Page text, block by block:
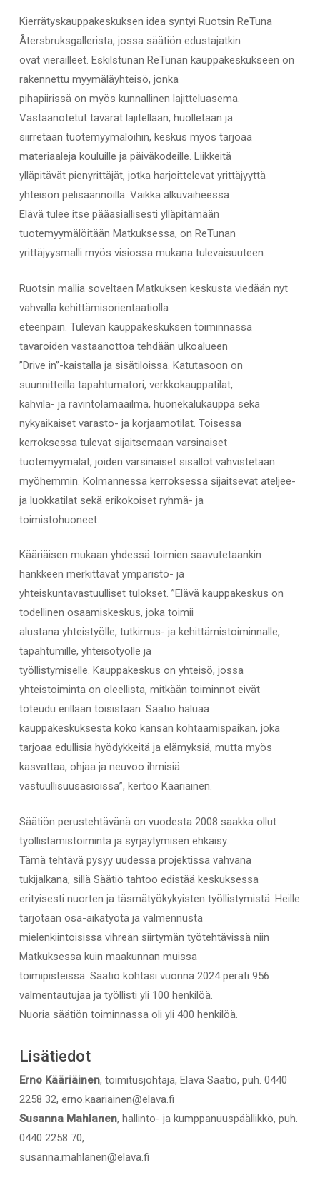
Kierrätyskauppakeskuksen idea syntyi Ruotsin ReTuna
Återsbruksgallerista, jossa säätiön edustajatkin
ovat vierailleet. Eskilstunan ReTunan kauppakeskukseen on
rakennettu myymäläyhteisö, jonka
pihapiirissä on myös kunnallinen lajitteluasema.
Vastaanotetut tavarat lajitellaan, huolletaan ja
siirretään tuotemyymälöihin, keskus myös tarjoaa
materiaaleja kouluille ja päiväkodeille. Liikkeitä
ylläpitävät pienyrittäjät, jotka harjoittelevat yrittäjyyttä
yhteisön pelisäännöillä. Vaikka alkuvaiheessa
Elävä tulee itse pääasiallisesti ylläpitämään
tuotemyymälöitään Matkuksessa, on ReTunan
yrittäjyysmalli myös visiossa mukana tulevaisuuteen.
Ruotsin mallia soveltaen Matkuksen keskusta viedään nyt
vahvalla kehittämisorientaatiolla
eteenpäin. Tulevan kauppakeskuksen toiminnassa
tavaroiden vastaanottoa tehdään ulkoalueen
”Drive in”-kaistalla ja sisätiloissa. Katutasoon on
suunnitteilla tapahtumatori, verkkokauppatilat,
kahvila- ja ravintolamaailma, huonekalukauppa sekä
nykyaikaiset varasto- ja korjaamotilat. Toisessa
kerroksessa tulevat sijaitsemaan varsinaiset
tuotemyymälät, joiden varsinaiset sisällöt vahvistetaan
myöhemmin. Kolmannessa kerroksessa sijaitsevat ateljee-
ja luokkatilat sekä erikokoiset ryhmä- ja
toimistohuoneet.
Kääriäisen mukaan yhdessä toimien saavutetaankin
hankkeen merkittävät ympäristö- ja
yhteiskuntavastuulliset tulokset. ”Elävä kauppakeskus on
todellinen osaamiskeskus, joka toimii
alustana yhteistyölle, tutkimus- ja kehittämistoiminnalle,
tapahtumille, yhteisötyölle ja
työllistymiselle. Kauppakeskus on yhteisö, jossa
yhteistoiminta on oleellista, mitkään toiminnot eivät
toteudu erillään toisistaan. Säätiö haluaa
kauppakeskuksesta koko kansan kohtaamispaikan, joka
tarjoaa edullisia hyödykkeitä ja elämyksiä, mutta myös
kasvattaa, ohjaa ja neuvoo ihmisiä
vastuullisuusasioissa”, kertoo Kääriäinen.
Säätiön perustehtävänä on vuodesta 2008 saakka ollut
työllistämistoiminta ja syrjäytymisen ehkäisy.
Tämä tehtävä pysyy uudessa projektissa vahvana
tukijalkana, sillä Säätiö tahtoo edistää keskuksessa
erityisesti nuorten ja täsmätyökykyisten työllistymistä. Heille
tarjotaan osa-aikatyötä ja valmennusta
mielenkiintoisissa vihreän siirtymän työtehtävissä niin
Matkuksessa kuin maakunnan muissa
toimipisteissä. Säätiö kohtasi vuonna 2024 peräti 956
valmentautujaa ja työllisti yli 100 henkilöä.
Nuoria säätiön toiminnassa oli yli 400 henkilöä.
Lisätiedot
Erno Kääriäinen, toimitusjohtaja, Elävä Säätiö, puh. 0440
2258 32, erno.kaariainen@elava.fi
Susanna Mahlanen, hallinto- ja kumppanuuspäällikkö, puh.
0440 2258 70,
susanna.mahlanen@elava.fi